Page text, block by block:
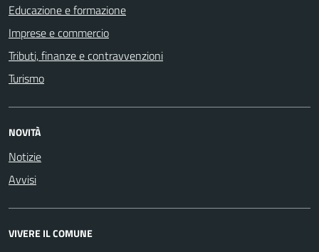
Educazione e formazione
Imprese e commercio
Tributi, finanze e contravvenzioni
Turismo
NOVITÀ
Notizie
Avvisi
VIVERE IL COMUNE